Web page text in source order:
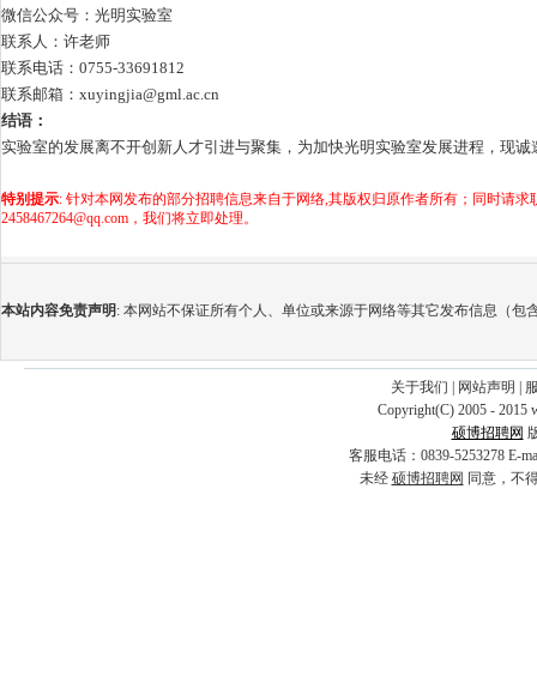
微信公众号：光明实验室
联系人：许老师
联系电话：0755-33691812
联系邮箱：xuyingjia@gml.ac.cn
结语：
实验室的发展离不开创新人才引进与聚集，为加快光明实验室发展进程，现
特别提示: 针对本网发布的部分招聘信息来自于网络,其版权归原作者所有；同时请
2458467264@qq.com，我们将立即处理。
本站内容免责声明 : 本网站不保证所有个人、单位或来源于网络等其它发布信息（
关于我们 网站声明
Copyright(C) 2005 - 2015
硕博招聘网
客服电话：0839-5253278 E-
未经 硕博招聘网 同意，不